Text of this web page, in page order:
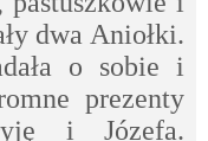
dwa Aniołki.
o sobie i
prezenty
i Józefa.